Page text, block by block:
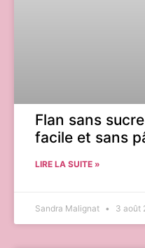
Flan sans
facile et sans
LIRE LA SUITE »
Sandra Malignat 3 août